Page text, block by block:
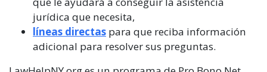
jurídica que necesita,
líneas directas para que reciba información
adicional para resolver sus preguntas.